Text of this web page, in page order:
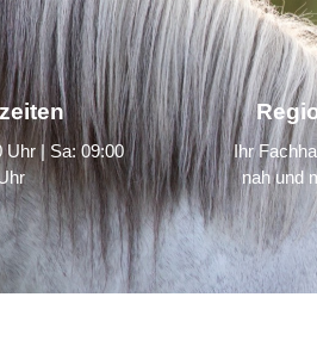
Uhr | Sa: 09:00
Ihr
nah und